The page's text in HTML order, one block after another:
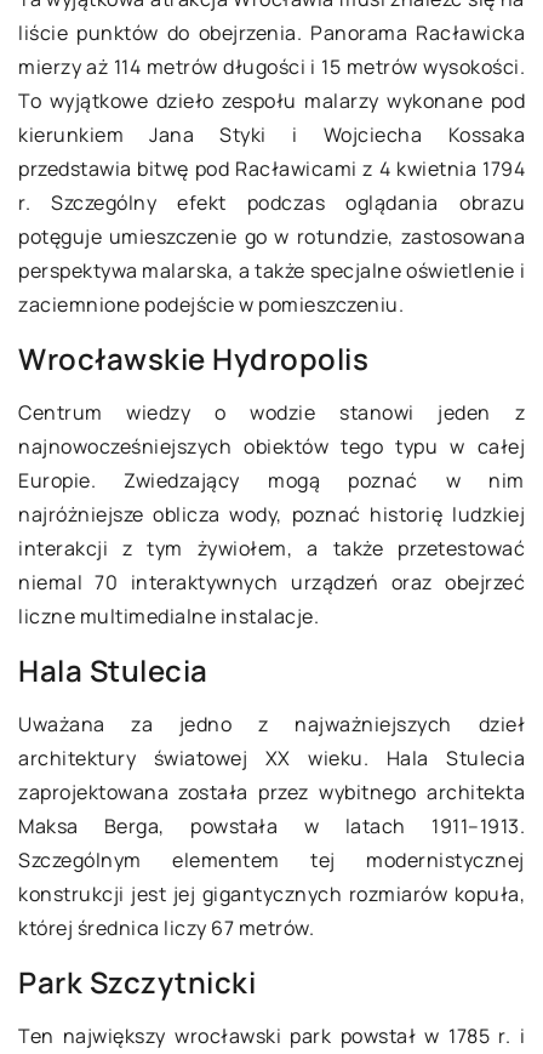
liście punktów do obejrzenia. Panorama Racławicka
mierzy aż 114 metrów długości i 15 metrów wysokości.
To wyjątkowe dzieło zespołu malarzy wykonane pod
kierunkiem Jana Styki i Wojciecha Kossaka
przedstawia bitwę pod Racławicami z 4 kwietnia 1794
r. Szczególny efekt podczas oglądania obrazu
potęguje umieszczenie go w rotundzie, zastosowana
perspektywa malarska, a także specjalne oświetlenie i
zaciemnione podejście w pomieszczeniu.
Wrocławskie Hydropolis
Centrum wiedzy o wodzie stanowi jeden z
najnowocześniejszych obiektów tego typu w całej
Europie. Zwiedzający mogą poznać w nim
najróżniejsze oblicza wody, poznać historię ludzkiej
interakcji z tym żywiołem, a także przetestować
niemal 70 interaktywnych urządzeń oraz obejrzeć
liczne multimedialne instalacje.
Hala Stulecia
Uważana za jedno z najważniejszych dzieł
architektury światowej XX wieku. Hala Stulecia
zaprojektowana została przez wybitnego architekta
Maksa Berga, powstała w latach 1911–1913.
Szczególnym elementem tej modernistycznej
konstrukcji jest jej gigantycznych rozmiarów kopuła,
której średnica liczy 67 metrów.
Park Szczytnicki
Ten największy wrocławski park powstał w 1785 r. i